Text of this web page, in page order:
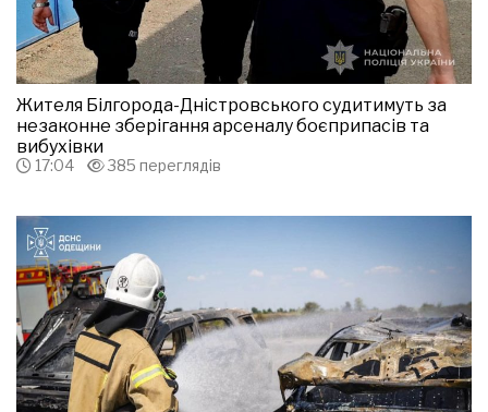
Жителя Білгорода-Дністровського судитимуть за
незаконне зберігання арсеналу боєприпасів та
вибухівки
17:04 385 переглядів